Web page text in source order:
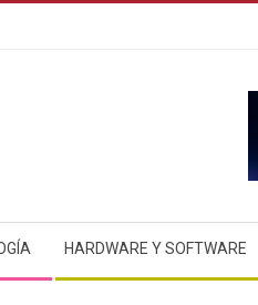
HARDWARE Y SOFTWARE